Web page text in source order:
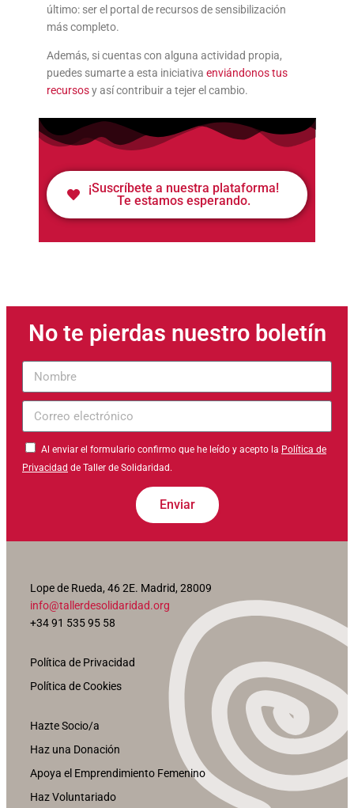
último: ser el portal de recursos de sensibilización
más completo.
Además, si cuentas con alguna actividad propia,
puedes sumarte a esta iniciativaenviándonos tus
recursosy así contribuir a tejer el cambio.
¡Suscríbete a nuestra plataforma!
Te estamos esperando.
No te pierdas nuestro boletín
Al enviar el formulario confirmo que he leído y acepto la Política de
Privacidad de Taller de Solidaridad.
Enviar
Lope de Rueda, 46 2E. Madrid, 28009
info@tallerdesolidaridad.org
+34 91 535 95 58
Política de Privacidad
Política de Cookies
Hazte Socio/a
Haz una Donación
Apoya el Emprendimiento Femenino
Haz Voluntariado